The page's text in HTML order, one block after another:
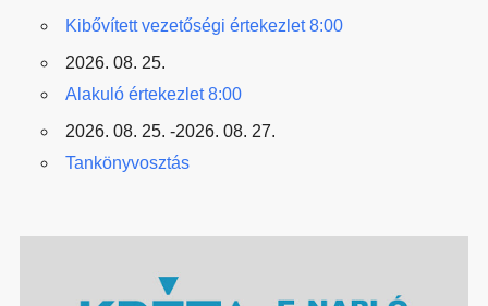
Kibővített vezetőségi értekezlet 8:00
2026. 08. 25.
Alakuló értekezlet 8:00
2026. 08. 25. -2026. 08. 27.
Tankönyvosztás